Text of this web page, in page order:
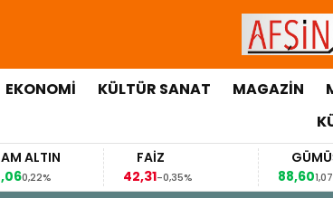
EKONOMİ KÜLTÜR SANAT MAGAZİN
FAİZ
-0,35%
GÜMÜŞ GRAM
88,60
1,07%